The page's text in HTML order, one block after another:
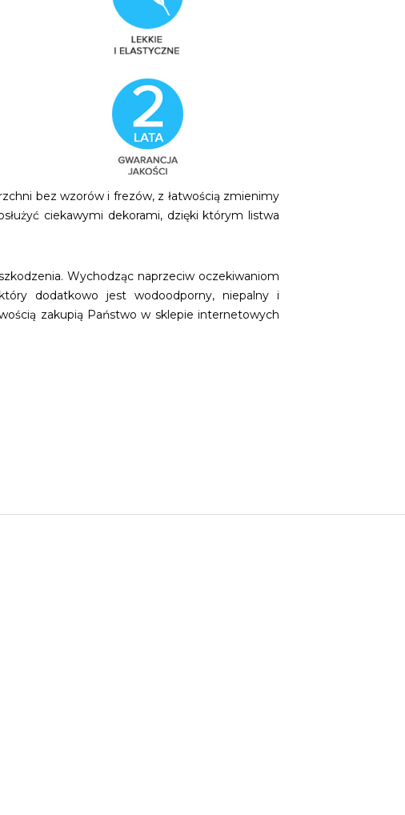
bez wzorów i frezów, z łatwością zmienimy
ciekawymi dekorami, dzięki którym listwa
Wychodząc naprzeciw oczekiwaniom
dodatkowo jest wodoodporny, niepalny i
zakupią Państwo w sklepie internetowych